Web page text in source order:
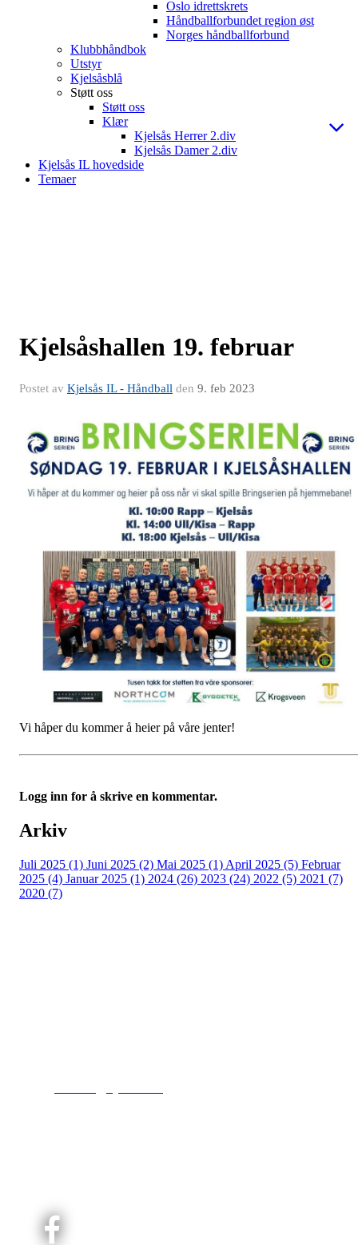
Oslo idrettskrets
Håndballforbundet region øst
Norges håndballforbund
Klubbhåndbok
Utstyr
Kjelsåsblå
Støtt oss
Støtt oss
Klær
Kjelsås Herrer 2.div
Kjelsås Damer 2.div
Kjelsås IL hovedside
Temaer
Kjelsåshallen 19. februar
Postet av Kjelsås IL - Håndball den 9. feb 2023
Vi håper du kommer å heier på våre jenter!
Logg inn for å skrive en kommentar.
Arkiv
Juli 2025 (1) Juni 2025 (2) Mai 2025 (1) April 2025 (5) Februar
2025 (4) Januar 2025 (1) 2024 (26) 2023 (24) 2022 (5) 2021 (7)
2020 (7)